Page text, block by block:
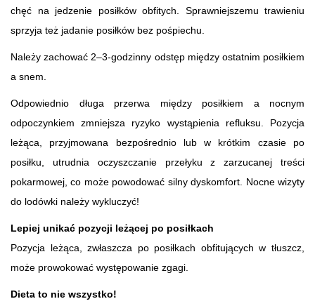
chęć na jedzenie posiłków obfitych. Sprawniejszemu trawieniu
sprzyja też jadanie posiłków bez pośpiechu.
Należy zachować 2–3-godzinny odstęp między ostatnim posiłkiem
a snem.
Odpowiednio długa przerwa między posiłkiem a nocnym
odpoczynkiem zmniejsza ryzyko wystąpienia refluksu. Pozycja
leżąca, przyjmowana bezpośrednio lub w krótkim czasie po
posiłku, utrudnia oczyszczanie przełyku z zarzucanej treści
pokarmowej, co może powodować silny dyskomfort. Nocne wizyty
do lodówki należy wykluczyć!
Lepiej unikać pozycji leżącej po posiłkach
Pozycja leżąca, zwłaszcza po posiłkach obfitujących w tłuszcz,
może prowokować występowanie zgagi.
Dieta to nie wszystko!